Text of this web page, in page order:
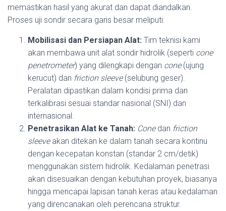
memastikan hasil yang akurat dan dapat diandalkan.
Proses uji sondir secara garis besar meliputi:
Mobilisasi dan Persiapan Alat: Tim teknisi kami
akan membawa unit alat sondir hidrolik (seperti cone
penetrometer) yang dilengkapi dengan cone(ujung
kerucut) dan friction sleeve(selubung geser).
Peralatan dipastikan dalam kondisi prima dan
terkalibrasi sesuai standar nasional (SNI) dan
internasional.
Penetrasikan Alat ke Tanah: Conedan friction
sleeveakan ditekan ke dalam tanah secara kontinu
dengan kecepatan konstan (standar 2 cm/detik)
menggunakan sistem hidrolik. Kedalaman penetrasi
akan disesuaikan dengan kebutuhan proyek, biasanya
hingga mencapai lapisan tanah keras atau kedalaman
yang direncanakan oleh perencana struktur.